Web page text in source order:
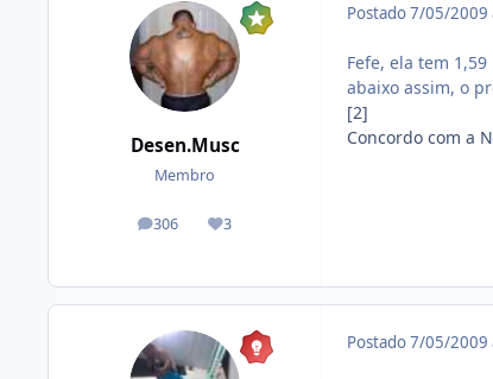
Desen.Musc
Membro
306
posts 3
Reputação
Postado7/05/2009
Fefe, ela tem
abaixo assim, o
[2]
Concordo com a
Postado7/05/2009